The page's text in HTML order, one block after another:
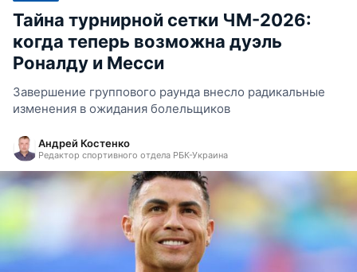
Тайна турнирной сетки ЧМ-2026:
когда теперь возможна дуэль
Роналду и Месси
Завершение группового раунда внесло радикальные
изменения в ожидания болельщиков
Андрей Костенко
Редактор спортивного отдела РБК-Украина